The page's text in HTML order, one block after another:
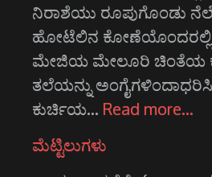
ನಿರಾಶೆಯು ರೂಪುಗೊಂಡು
ಹೋಟೆಲಿನ ಕೋಣೆಯೊಂದರಲ್ಲಿ
ಮೇಜಿಯ ಮೇಲೂರಿ ಚಿಂತೆಯ
ತಲೆಯನ್ನು
ಕುರ್ಚಿಯ… Read more…
ಮೆಟ್ಟಿಲುಗಳು